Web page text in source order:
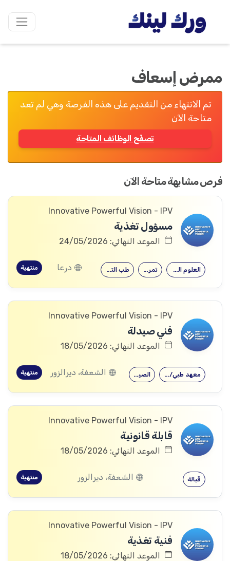
ممرض إسعاف
تم الانتهاء من التقديم على هذه الفرصة وهي لم تعد
متاحة الآن
تصفّح الوظائف المتاحة
فرص مشابهة متاحة الآن
Innovative Powerful Vision - IPV
مسؤول تغذية
الموعد النهائي: 24/05/2026
طب التغذية تمريض العلوم الصحية درعا منتهية
Innovative Powerful Vision - IPV
فني صيدلة
الموعد النهائي: 18/05/2026
الصيدلة معهد طبي/صحي الشعفة، ديرالزور منتهية
Innovative Powerful Vision - IPV
قابلة قانونية
الموعد النهائي: 18/05/2026
قبالة الشعفة، ديرالزور منتهية
Innovative Powerful Vision - IPV
فنية تغذية
الموعد النهائي: 18/05/2026